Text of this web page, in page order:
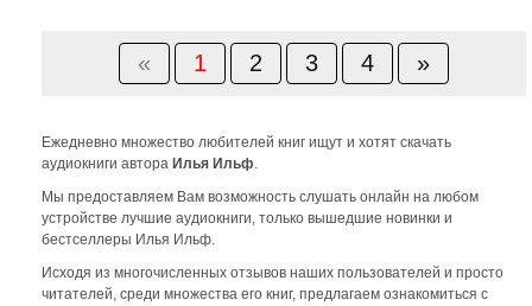
« 1 2 3 4 »
Ежедневно множество любителей книг ищут и хотят скачать
аудиокниги автора Илья Ильф.
Мы предоставляем Вам возможность слушать онлайн на любом
устройстве лучшие аудиокниги, только вышедшие новинки и
бестселлеры Илья Ильф.
Исходя из многочисленных отзывов наших пользователей и просто
читателей, среди множества его книг, предлагаем ознакомиться с